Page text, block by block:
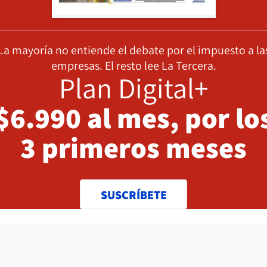
mayoría no entiende el debate por el impuesto a
empresas. El resto lee La Tercera.
Plan Digital+
al mes, por
3 primeros meses
SUSCRÍBETE